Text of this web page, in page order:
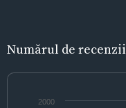
Numărul de recenzii
2000